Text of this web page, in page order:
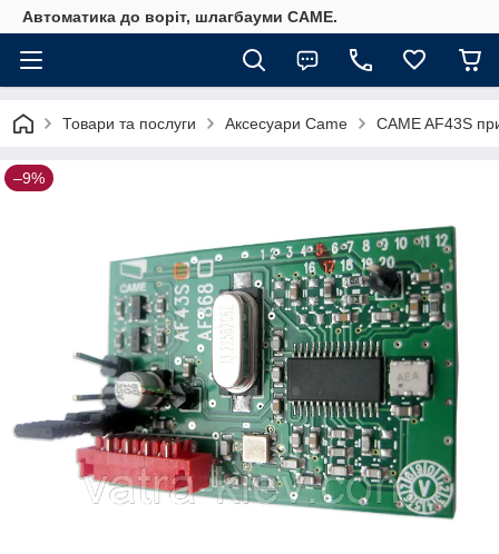
Автоматика до воріт, шлагбауми CAME.
Товари та послуги Аксесуари Came CAME AF43S
–9%